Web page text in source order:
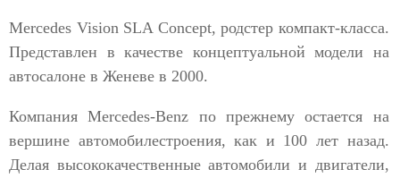
Mercedes Vision SLA Concept, родстер компакт-класса.
Представлен в качестве концептуальной модели на
автосалоне в Женеве в 2000.
Компания Mercedes-Benz по прежнему остается на
вершине автомобилестроения, как и 100 лет назад.
Делая высококачественные автомобили и двигатели,